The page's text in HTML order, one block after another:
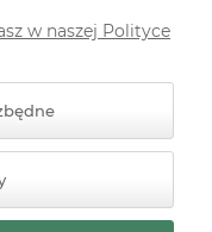
internetowy Shoper
w naszej Polityce